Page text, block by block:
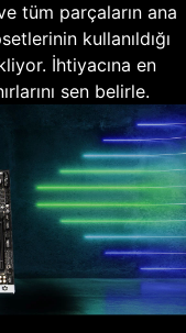
tüm parçaların ana
kullanıldığı
İhtiyacına en
sen belirle.